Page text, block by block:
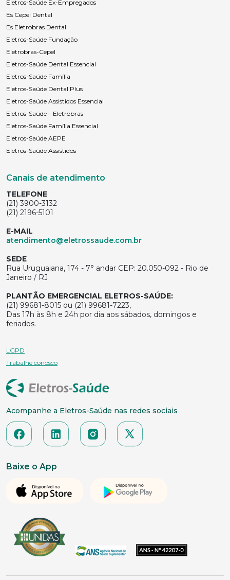
Eletros-Saúde Ex-Empregados
Es Cepel Dental
Es Eletrobras Dental
Eletros-Saúde Fundação
Eletrobras-Cepel
Eletros-Saúde Dental Essencial
Eletros-Saúde Família
Eletros-Saúde Dental Plus
Eletros-Saúde Assistidos Essencial
Eletros-Saúde – Eletrobras
Eletros-Saúde Família Essencial
Eletros-Saúde AEPE
Eletros-Saúde Assistidos
Canais de atendimento
TELEFONE
(21) 3900-3132
(21) 2196-5101
E-MAIL
atendimento@eletrossaude.com.br
SEDE
Rua Uruguaiana, 174 - 7° andar CEP: 20.050-092 - Rio de
Janeiro / RJ
PLANTÃO EMERGENCIAL ELETROS-SAÚDE:
(21) 99681-8015 ou (21) 99681-7223,
Das 17h às 8h e 24h por dia aos sábados, domingos e
feriados.
LGPD
Trabalhe conosco
Acompanhe a Eletros-Saúde nas redes sociais
Baixe o App